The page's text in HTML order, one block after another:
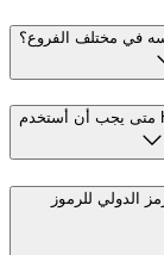
في مختلف الفروع؟
الدولي للرموز